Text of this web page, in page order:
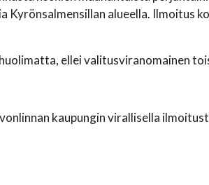
alueella. Ilmoitus
ellei valitusviranomainen
kaupungin virallisella